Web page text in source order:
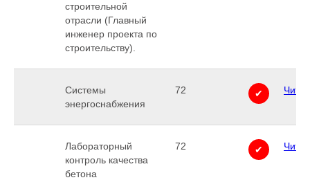
строительной
отрасли (Главный
инженер проекта по
строительству).
Системы
энергоснабжения
72 ✔
Лабораторный
контроль качества
бетона
72 ✔